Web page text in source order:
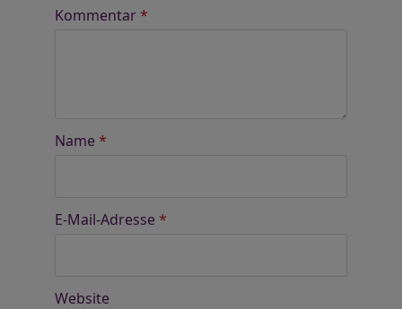
Kommentar*
Name *
E-Mail-Adresse *
Website